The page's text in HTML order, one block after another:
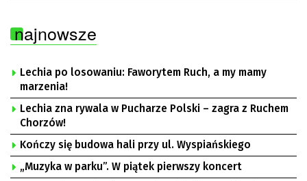
najnowsze
Lechia po losowaniu: Faworytem Ruch, a my mamy
marzenia!
Lechia zna rywala w Pucharze Polski – zagra z Ruchem
Chorzów!
Kończy się budowa hali przy ul. Wyspiańskiego
„Muzyka w parku”. W piątek pierwszy koncert